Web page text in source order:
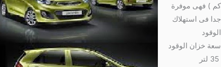
كم ) فهى موفرة
جدا فى استهلاك
الوقود
سعة خزان الوقود
35 لتر